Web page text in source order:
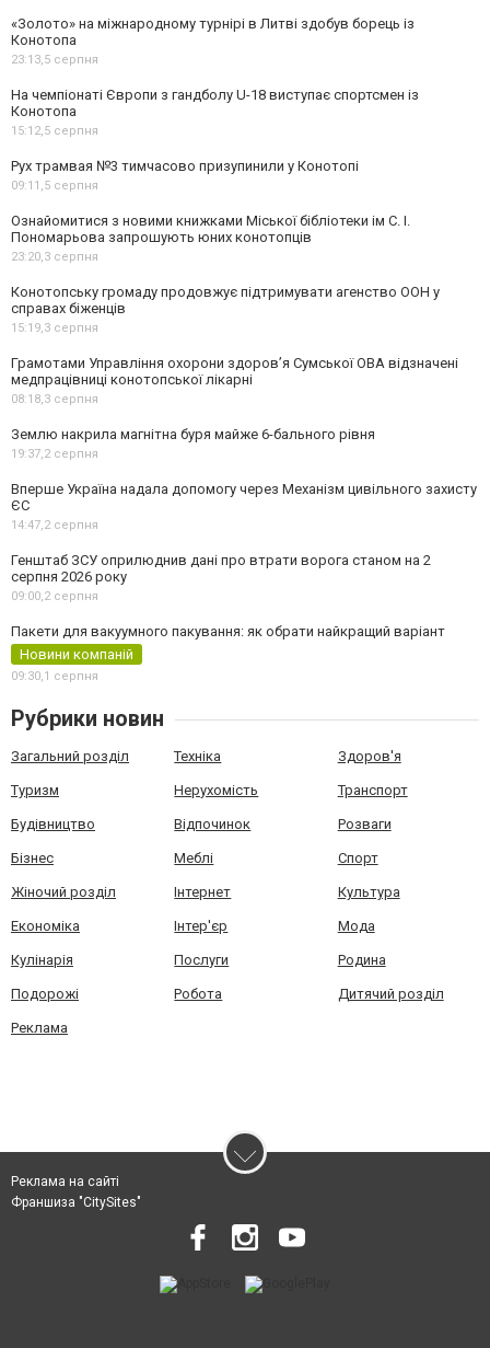
«Золото» на міжнародному турнірі в Литві здобув борець із
Конотопа
23:13,5 серпня
На чемпіонаті Європи з гандболу U-18 виступає спортсмен із
Конотопа
15:12,5 серпня
Рух трамвая №3 тимчасово призупинили у Конотопі
09:11,5 серпня
Ознайомитися з новими книжками Міської бібліотеки ім С. І.
Пономарьова запрошують юних конотопців
23:20,3 серпня
Конотопську громаду продовжує підтримувати агенство ООН у
справах біженців
15:19,3 серпня
Грамотами Управління охорони здоров’я Сумської ОВА відзначені
медпрацівниці конотопської лікарні
08:18,3 серпня
Землю накрила магнітна буря майже 6-бального рівня
19:37,2 серпня
Вперше Україна надала допомогу через Механізм цивільного захисту
ЄС
14:47,2 серпня
Генштаб ЗСУ оприлюднив дані про втрати ворога станом на 2
серпня 2026 року
09:00,2 серпня
Пакети для вакуумного пакування: як обрати найкращий варіант
Новини компаній
09:30,1 серпня
Рубрики новин
Загальний розділ Техніка Здоров'я
Туризм Нерухомість Транспорт
Будівництво Відпочинок Розваги
Бізнес Меблі Спорт
Жіночий розділ Інтернет Культура
Економіка Інтер'єр Мода
Кулінарія Послуги Родина
Подорожі Робота Дитячий розділ
Реклама
Реклама на сайті
Франшиза "CitySites"